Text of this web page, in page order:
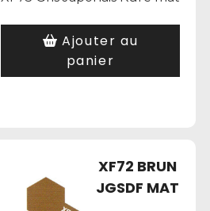
Ajouter au
panier
XF72 BRUN
JGSDF MAT